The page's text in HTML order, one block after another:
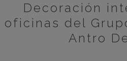
Decoración
oficinas del
Antro